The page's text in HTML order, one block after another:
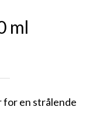
ml
for en strålende